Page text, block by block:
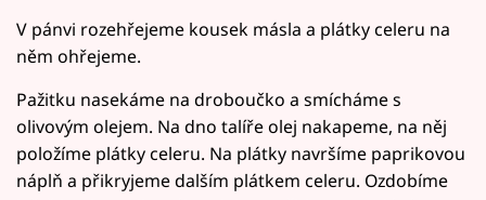
V pánvi rozehřejeme kousek másla a plátky celeru na
něm ohřejeme.
Pažitku nasekáme na droboučko a smícháme s
olivovým olejem. Na dno talíře olej nakapeme, na něj
položíme plátky celeru. Na plátky navršíme paprikovou
náplň a přikryjeme dalším plátkem celeru. Ozdobíme